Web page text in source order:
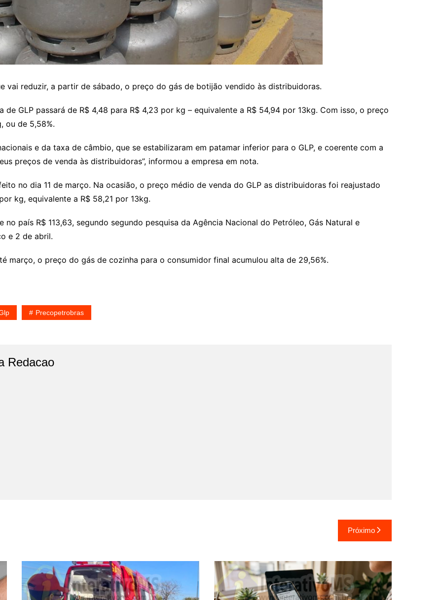
vai reduzir, a partir de sábado, o preço do gás de botijão vendido às distribuidoras.
GLP passará de R$ 4,48 para R$ 4,23 por kg – equivalente a R$ 54,94 por 13kg. Com isso, o preço
ou de 5,58%.
e da taxa de câmbio, que se estabilizaram em patamar inferior para o GLP, e coerente com a
preços de venda às distribuidoras”, informou a empresa em nota.
no dia 11 de março. Na ocasião, o preço médio de venda do GLP as distribuidoras foi reajustado
kg, equivalente a R$ 58,21 por 13kg.
país R$ 113,63, segundo segundo pesquisa da Agência Nacional do Petróleo, Gás Natural e
e 2 de abril.
março, o preço do gás de cozinha para o consumidor final acumulou alta de 29,56%.
Precopetrobras
Redacao
Próximo